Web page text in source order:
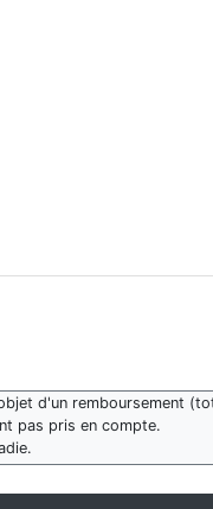
d'un remboursement
pas pris en compte.